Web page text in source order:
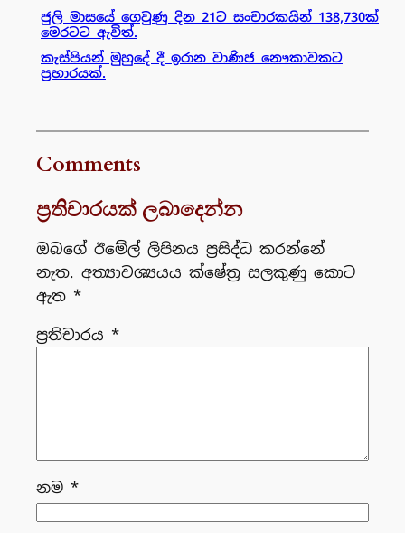
ජුලි මාසයේ ගෙවුණු දින 21ට සංචාරකයින් 138,730ක්
මෙරටට ඇවිත්.
කැස්පියන් මුහුදේ දී ඉරාන වාණිජ නෞකාවකට
ප්‍රහාරයක්.
Comments
ප්‍රතිචාරයක් ලබාදෙන්න
ඔබගේ ඊමේල් ලිපිනය ප්‍රසිද්ධ කරන්නේ
නැත. අත්‍යාවශ්‍යයය ක්ෂේත්‍ර සලකුණු කොට
ඇත *
ප්‍රතිචාරය *
නම *